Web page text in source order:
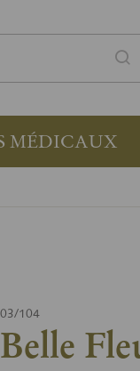
MÉDICAUX
03/104
Belle